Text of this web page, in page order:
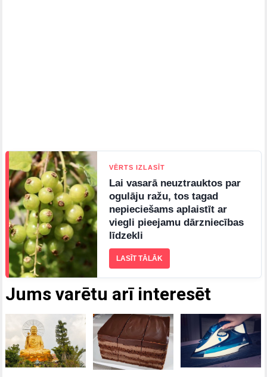
Jums varētu arī interesēt
VĒRTS IZLASĪT
Lai vasarā neuztrauktos par
ogulāju ražu, tos tagad
nepieciešams aplaistīt ar
viegli pieejamu dārzniecības
līdzekli
LASĪT TĀLĀK